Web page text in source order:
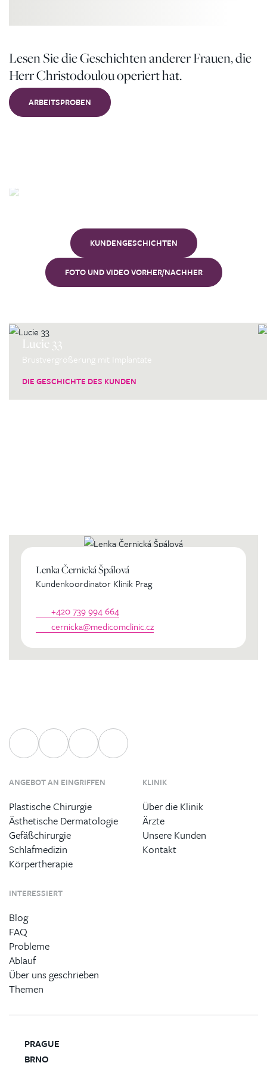
Lesen Sie die Geschichten anderer Frauen, die
Herr Christodoulou operiert hat.
ARBEITSPROBEN
KUNDENGESCHICHTEN
FOTO UND VIDEO VORHER/NACHHER
Lucie 33
Brustvergrößerung mit Implantate
DIE GESCHICHTE DES KUNDEN
Lenka Černická Špálová
Kundenkoordinator Klinik Prag
+420 739 994 664
cernicka@medicomclinic.cz
ANGEBOT AN EINGRIFFEN
Plastische Chirurgie
Ästhetische Dermatologie
Gefäßchirurgie
Schlafmedizin
Körpertherapie
KLINIK
Über die Klinik
Ärzte
Unsere Kunden
Kontakt
INTERESSIERT
Blog
FAQ
Probleme
Ablauf
Über uns geschrieben
Themen
PRAGUE
BRNO